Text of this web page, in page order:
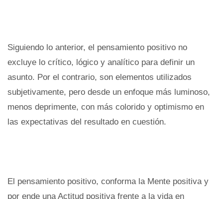
Siguiendo lo anterior, el pensamiento positivo no
excluye lo crítico, lógico y analítico para definir un
asunto. Por el contrario, son elementos utilizados
subjetivamente, pero desde un enfoque más luminoso,
menos deprimente, con más colorido y optimismo en
las expectativas del resultado en cuestión.
El pensamiento positivo, conforma la Mente positiva y
por ende una Actitud positiva frente a la vida en